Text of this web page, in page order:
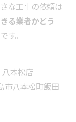
な工事の依頼は
る業者かどう
す。
本松店
市八本松町飯田